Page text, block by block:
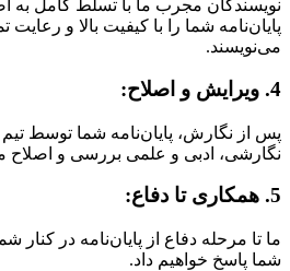
نویسندگان مجرب ما با تسلط کامل به
پایان‌نامه شما را با کیفیت بالا و رعایت
می‌نویسند.
4. ویرایش و اصلاح:
پس از نگارش، پایان‌نامه شما توسط تیم
نگارشی، ادبی و علمی بررسی و
5. همکاری تا دفاع:
ما تا مرحله دفاع از پایان‌نامه در کنار
شما پاسخ خواهیم داد.